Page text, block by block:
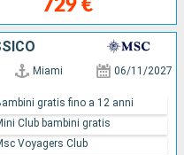
729 €
Miami 06/11/2027
gratis fino a 12 anni
Club bambini gratis
Voyagers Club